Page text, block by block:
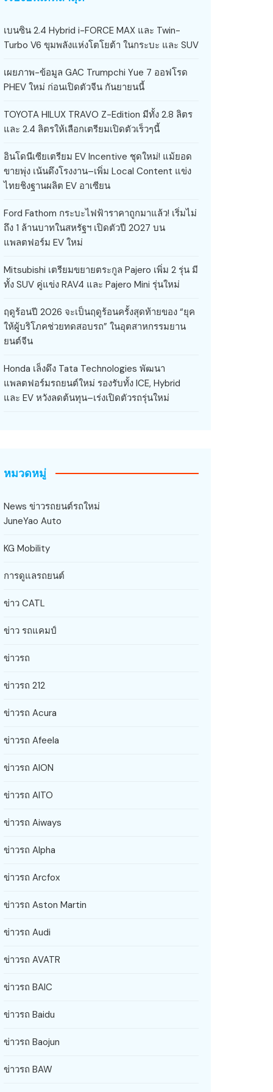
เบนซิน 2.4 Hybrid i-FORCE MAX และ Twin-
Turbo V6 ขุมพลังแห่งโตโยต้า ในกระบะ และ SUV
เผยภาพ-ข้อมูล GAC Trumpchi Yue 7 ออฟโรด
PHEV ใหม่ ก่อนเปิดตัวจีน กันยายนนี้
TOYOTA HILUX TRAVO Z-Edition มีทั้ง 2.8 ลิตร
และ 2.4 ลิตรให้เลือกเตรียมเปิดตัวเร็วๆนี้
อินโดนีเซียเตรียม EV Incentive ชุดใหม่! แม้ยอด
ขายพุ่ง เน้นดึงโรงงาน–เพิ่ม Local Content แข่ง
ไทยชิงฐานผลิต EV อาเซียน
Ford Fathom กระบะไฟฟ้าราคาถูกมาแล้ว! เริ่มไม่
ถึง 1 ล้านบาทในสหรัฐฯ เปิดตัวปี 2027 บน
แพลตฟอร์ม EV ใหม่
Mitsubishi เตรียมขยายตระกูล Pajero เพิ่ม 2 รุ่น มี
ทั้ง SUV คู่แข่ง RAV4 และ Pajero Mini รุ่นใหม่
ฤดูร้อนปี 2026 จะเป็นฤดูร้อนครั้งสุดท้ายของ “ยุค
ให้ผู้บริโภคช่วยทดสอบรถ” ในอุตสาหกรรมยาน
ยนต์จีน
Honda เล็งดึง Tata Technologies พัฒนา
แพลตฟอร์มรถยนต์ใหม่ รองรับทั้ง ICE, Hybrid
และ EV หวังลดต้นทุน–เร่งเปิดตัวรถรุ่นใหม่
หมวดหมู่
News ข่าวรถยนต์รถใหม่
JuneYao Auto
KG Mobility
การดูแลรถยนต์
ข่าว CATL
ข่าว รถแคมป์
ข่าวรถ
ข่าวรถ 212
ข่าวรถ Acura
ข่าวรถ Afeela
ข่าวรถ AION
ข่าวรถ AITO
ข่าวรถ Aiways
ข่าวรถ Alpha
ข่าวรถ Arcfox
ข่าวรถ Aston Martin
ข่าวรถ Audi
ข่าวรถ AVATR
ข่าวรถ BAIC
ข่าวรถ Baidu
ข่าวรถ Baojun
ข่าวรถ BAW